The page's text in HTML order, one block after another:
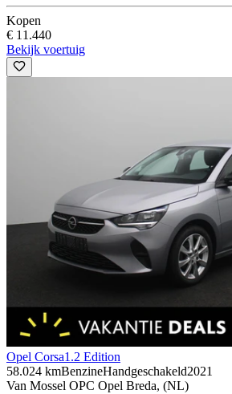
Kopen
€ 11.440
Bekijk voertuig
Opel Corsa1.2 Edition
58.024 kmBenzineHandgeschakeld2021
Van Mossel OPC Opel Breda, (NL)